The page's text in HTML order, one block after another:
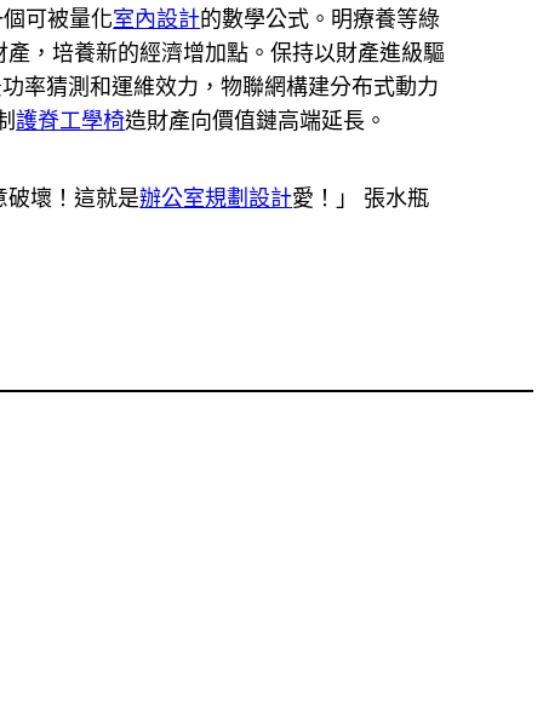
可被量化室內設計的數學公式。明療養等綠
產，培養新的經濟增加點。保持以財產進級驅
率猜測和運維效力，物聯網構建分布式動力
護脊工學椅造財產向價值鏈高端延長。
破壞！這就是辦公室規劃設計愛！」 張水瓶